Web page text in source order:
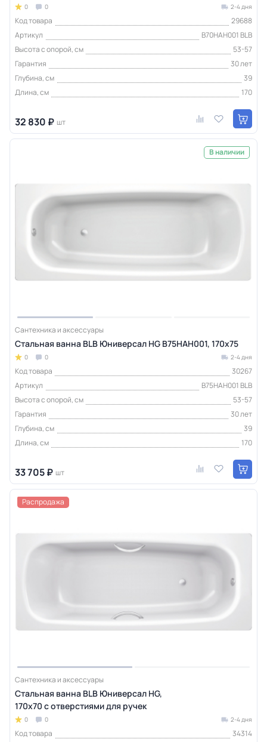
0 0 2-4 дня
Код товара
29688
Артикул
B70HAH001 BLB
Высота с опорой, см
53-57
Гарантия
30 лет
Глубина, см
39
Длина, см
170
32 830 ₽ шт
В наличии
Сантехника и аксессуары
Стальная ванна BLB Юниверсал HG B75HAH001, 170х75
0 0 2-4 дня
Код товара
30267
Артикул
B75HAH001 BLB
Высота с опорой, см
53-57
Гарантия
30 лет
Глубина, см
39
Длина, см
170
33 705 ₽ шт
Распродажа
Сантехника и аксессуары
Стальная ванна BLB Юниверсал HG,
170х70 с отверстиями для ручек
0 0 2-4 дня
Код товара
34314